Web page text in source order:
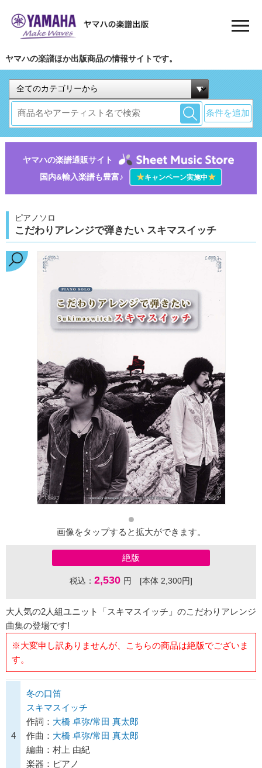
ヤマハの楽譜ほか出版商品の情報サイトです。
条件を追加
ヤマハの楽譜通販サイト
国内&輸入楽譜も豊富♪
★キャンペーン実施中★
ピアノソロ
こだわりアレンジで弾きたい スキマスイッチ
画像をタップすると拡大ができます。
絶版
税込： 2,530 円 [本体 2,300円]
大人気の2人組ユニット「スキマスイッチ」のこだわりアレンジ
曲集の登場です!
※大変申し訳ありませんが、こちらの商品は絶版でございま
す。
4
冬の口笛
スキマスイッチ
作詞： 大橋 卓弥/常田 真太郎
作曲： 大橋 卓弥/常田 真太郎
編曲：村上 由紀
楽器：ピアノ